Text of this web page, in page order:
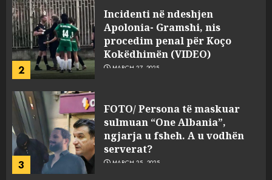
2
Incidenti në ndeshjen
Apolonia- Gramshi, nis
procedim penal për Koço
Kokëdhimën (VIDEO)
MARCH 27, 2025
3
FOTO/ Persona të maskuar
sulmuan “One Albania”,
ngjarja u fsheh. A u vodhën
serverat?
MARCH 25, 2025